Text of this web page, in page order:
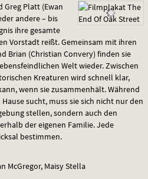
Greg Platt (Ewan
andere – bis
ihre gesamte
Vorstadt reißt. Gemeinsam mit ihren
Brian (Christian Convery) finden sie
Welt wieder. Zwischen
Kreaturen wird schnell klar,
wenn sie zusammenhält. Während
sucht, muss sie sich nicht nur den
stellen, sondern auch den
der eigenen Familie. Jede
bestimmen.
McGregor, Maisy Stella